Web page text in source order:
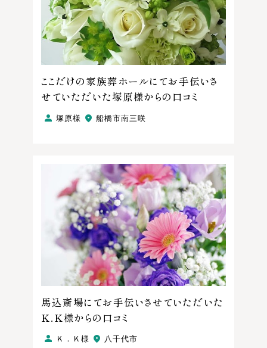
ここだけの家族葬ホールにてお手伝いさ
せていただいた塚原様からの口コミ
塚原様 船橋市南三咲
馬込斎場にてお手伝いさせていただいた
Ｋ．Ｋ様からの口コミ
Ｋ．Ｋ様 八千代市